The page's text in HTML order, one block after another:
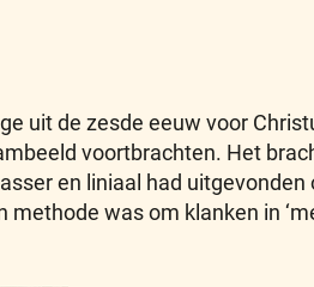
uit de zesde eeuw voor
voortbrachten. Het
en liniaal had uitgevonden
was om klanken in